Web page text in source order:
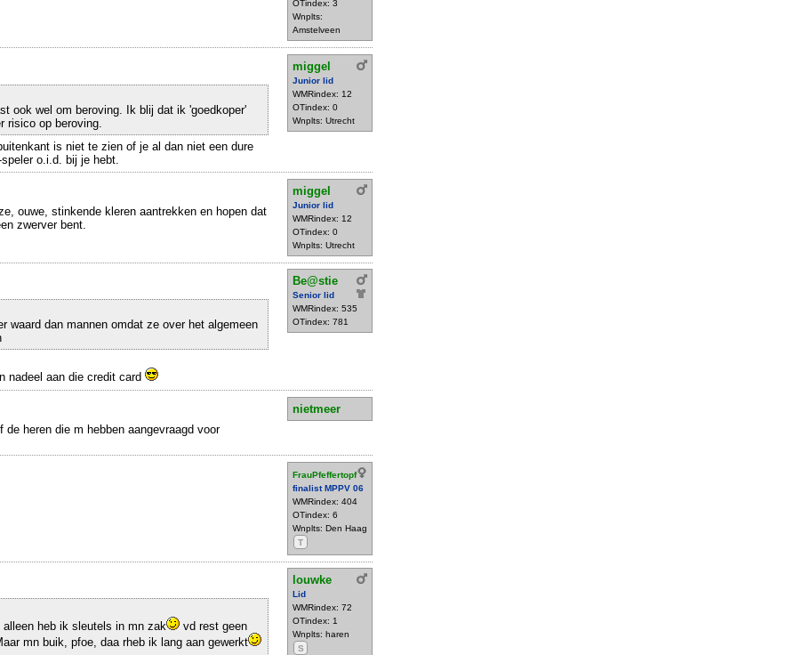
OTindex: 3
Wnplts:
Amstelveen
miggel
Junior lid
WMRindex: 12
OTindex: 0
Wnplts: Utrecht
ook wel om beroving. Ik blij dat ik 'goedkoper'
risico op beroving.
is niet te zien of je al dan niet een dure
o.i.d. bij je hebt.
miggel
Junior lid
WMRindex: 12
OTindex: 0
Wnplts: Utrecht
ouwe, stinkende kleren aantrekken en hopen dat
zwerver bent.
Be@stie
Senior lid
WMRindex: 535
OTindex: 781
waard dan mannen omdat ze over het algemeen
nadeel aan die credit card
nietmeer
de heren die m hebben aangevraagd voor
FrauPfeffertopf
finalist MPPV 06
WMRindex: 404
OTindex: 6
Wnplts: Den Haag
T
louwke
Lid
WMRindex: 72
OTindex: 1
Wnplts: haren
S
alleen heb ik sleutels in mn zak
vd rest geen
mn buik, pfoe, daa rheb ik lang aan gewerkt